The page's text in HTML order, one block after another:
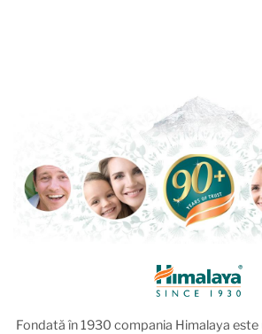
Fondată în 1930 compania Himalaya